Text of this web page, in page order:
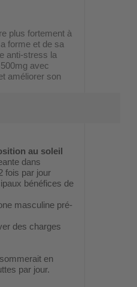
plus fortement à
forme et de sa
anti-stress la
avec
améliorer son
au soleil
dans
fois par jour
bénéfices de
masculine pré-
des charges
en
par jour.